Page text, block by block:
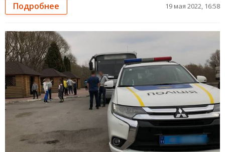
Подробнее 19 мая 2022, 16:58